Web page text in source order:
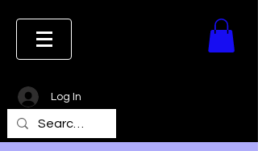
Log In